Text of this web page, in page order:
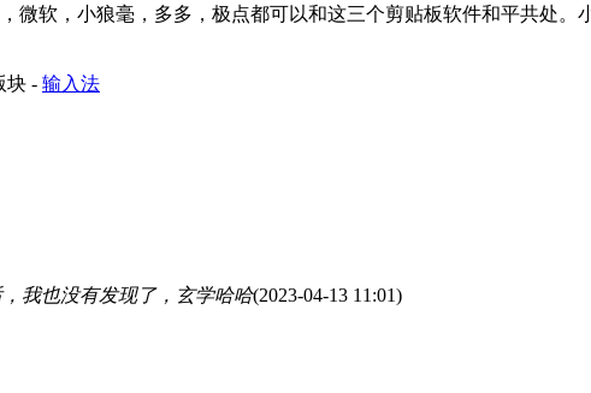
微软，小狼毫，多多，极点都可以和这三个剪贴板软件和平共处。
块 - 输入法
我也没有发现了，玄学哈哈(2023-04-13 11:01)